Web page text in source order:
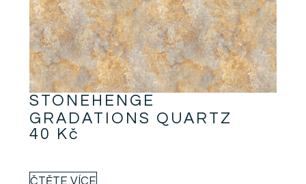
STONEHENGE
GRADATIONS QUARTZ
40
Kč
ČTĚTE VÍCE